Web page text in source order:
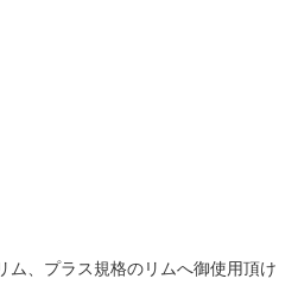
ム、プラス規格のリムへ御使用頂け